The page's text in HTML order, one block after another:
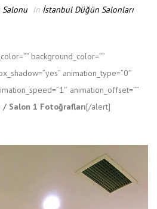
Salonu In İstanbul Düğün Salonları
background_color=””
animation_type=”0″
animation_offset=””
/ Salon 1 Fotoğrafları[/alert]